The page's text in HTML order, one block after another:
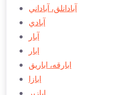
آبادانلق، آباداني
آبادي
آبار
ابار
ابارقه، اباريق
ابازا
ابازير